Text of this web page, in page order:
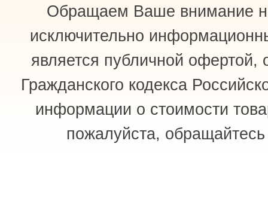
Обращаем Ваше внимание
исключительно
является публичной
Гражданского кодекса
информации о стоимости
пожалуйста,